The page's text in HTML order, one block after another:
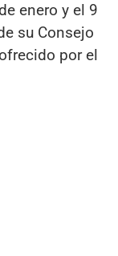
enero y el 9
su Consejo
por el